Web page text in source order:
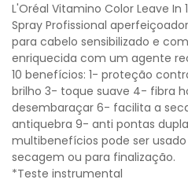
L'Oréal Vitamino Color Leave In
Spray Profissional
para cabelo sensibilizado e
enriquecida com um agente
10 benefícios: 1- proteção
brilho 3- toque suave 4- fibra
desembaraçar 6- facilita a
antiquebra 9- anti pontas
multibenefícios pode ser
secagem ou para finalização.
*Teste instrumental